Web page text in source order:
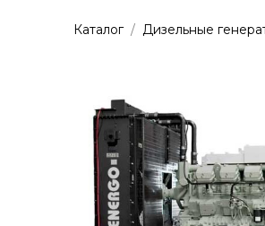
Каталог Дизельные